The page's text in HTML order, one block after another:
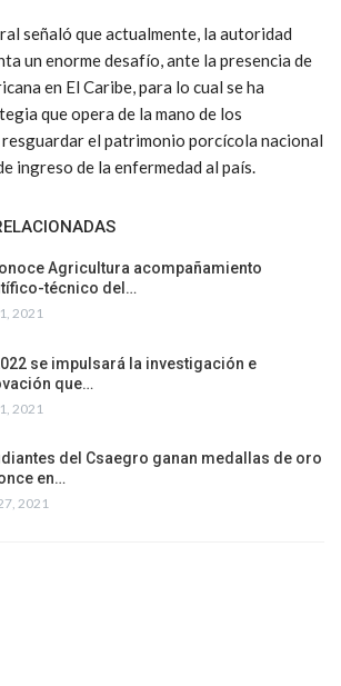
señaló que actualmente, la autoridad
un enorme desafío, ante la presencia de
en El Caribe, para lo cual se ha
que opera de la mano de los
el patrimonio porcícola nacional
ingreso de la enfermedad al país.
Agricultura acompañamiento
técnico del…
2021
se impulsará la investigación e
que…
2021
del Csaegro ganan medallas de oro
en…
2021